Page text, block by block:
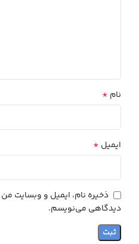
نام *
ایمیل *
ذخیره نام، ایمیل و وبسایت من
دیدگاهی می‌نویسم.